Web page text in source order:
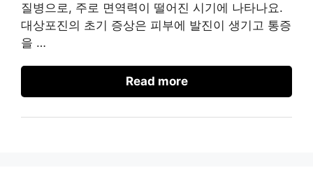
질병으로, 주로 면역력이 떨어진 시기에 나타나요.
대상포진의 초기 증상은 피부에 발진이 생기고 통증
을 …
Read more